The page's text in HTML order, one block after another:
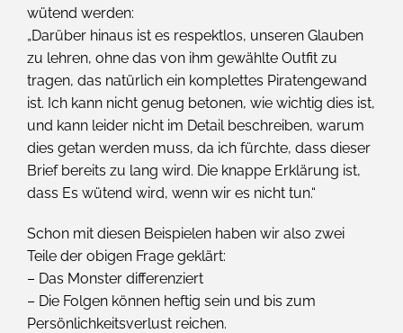
wütend werden:
„Darüber hinaus ist es respektlos, unseren Glauben
zu lehren, ohne das von ihm gewählte Outfit zu
tragen, das natürlich ein komplettes Piratengewand
ist. Ich kann nicht genug betonen, wie wichtig dies ist,
und kann leider nicht im Detail beschreiben, warum
dies getan werden muss, da ich fürchte, dass dieser
Brief bereits zu lang wird. Die knappe Erklärung ist,
dass Es wütend wird, wenn wir es nicht tun.“
Schon mit diesen Beispielen haben wir also zwei
Teile der obigen Frage geklärt:
– Das Monster differenziert
– Die Folgen können heftig sein und bis zum
Persönlichkeitsverlust reichen.